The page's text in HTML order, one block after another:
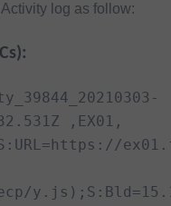
log as follow:
,EX01,